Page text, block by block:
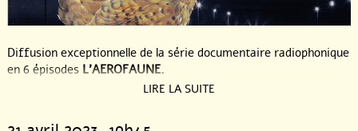
Diffusion exceptionnelle de la série documentaire radiophonique
en 6 épisodes L’AEROFAUNE.
Sur les hauteurs de la vallée, la nuit se remplit de nouveaux
LIRE LA SUITE